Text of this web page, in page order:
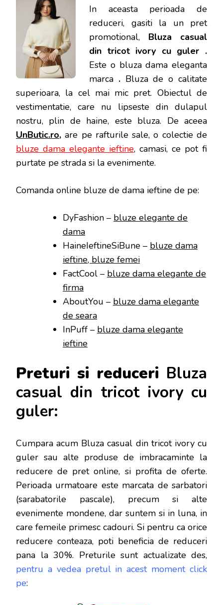
In aceasta perioada de
reduceri, gasiti la un pret
promotional, Bluza casual
din tricot ivory cu guler .
Este o bluza dama eleganta
marca .Bluza de o calitate
superioara, la cel mai mic pret. Obiectul de
vestimentatie, care nu lipseste din dulapul
nostru, plin de haine, este bluza. De aceea
UnButic.ro,are pe rafturile sale, o colectie de
bluze dama elegante ieftine, camasi, ce pot fi
purtate pe strada si la evenimente.
Comanda online bluze de dama ieftine de pe:
DyFashion – bluze elegante de
dama
HaineIeftineSiBune – bluze dama
ieftine, bluze femei
FactCool – bluze dama elegante de
firma
AboutYou – bluze dama elegante
de seara
InPuff – bluze dama elegante
ieftine
Preturi si reduceri Bluza
casual din tricot ivory cu
guler:
Cumpara acum Bluza casual din tricot ivory cu
guler sau alte produse de imbracaminte la
reducere de pret online, si profita de oferte.
Perioada urmatoare este marcata de sarbatori
(sarabatorile pascale), precum si alte
evenimente mondene, dar suntem si in luna, in
care femeile primesc cadouri. Si pentru ca orice
reducere conteaza, poti beneficia de reduceri
pana la 30%. Preturile sunt actualizate des,
pentru a vedea pretul in acest moment click
pe: